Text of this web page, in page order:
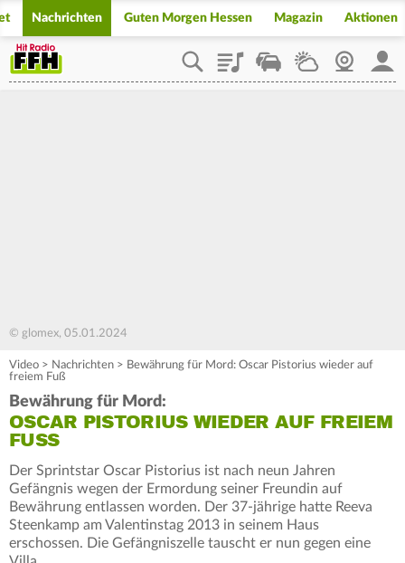
Nachrichten Guten Morgen Hessen Magazin Aktionen
PlaylistStaupilotWetterWebcam
© glomex, 05.01.2024
Video > Nachrichten > Bewährung für Mord: Oscar Pistorius wieder auf
freiem Fuß
Bewährung für Mord:
OSCAR PISTORIUS WIEDER AUF FREIEM
FUSS
Der Sprintstar Oscar Pistorius ist nach neun Jahren
Gefängnis wegen der Ermordung seiner Freundin auf
Bewährung entlassen worden. Der 37-jährige hatte Reeva
Steenkamp am Valentinstag 2013 in seinem Haus
erschossen. Die Gefängniszelle tauscht er nun gegen eine